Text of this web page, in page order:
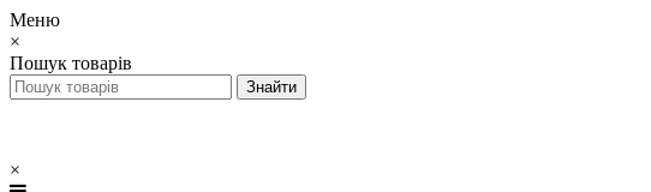
Меню
×
Пошук товарів
×